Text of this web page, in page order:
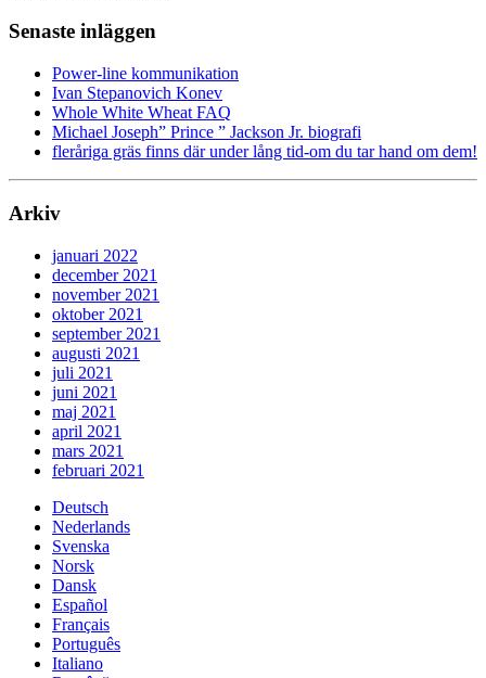
Senaste inläggen
Power-line kommunikation
Ivan Stepanovich Konev
Whole White Wheat FAQ
Michael Joseph” Prince ” Jackson Jr. biografi
fleråriga gräs finns där under lång tid-om du tar hand om dem!
Arkiv
januari 2022
december 2021
november 2021
oktober 2021
september 2021
augusti 2021
juli 2021
juni 2021
maj 2021
april 2021
mars 2021
februari 2021
Deutsch
Nederlands
Svenska
Norsk
Dansk
Español
Français
Português
Italiano